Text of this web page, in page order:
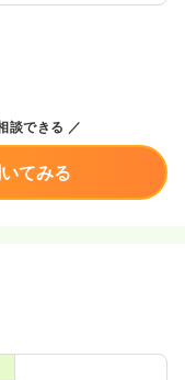
談できる
てみる